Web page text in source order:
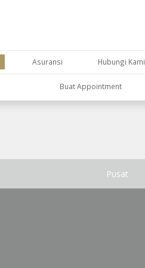
Asuransi Hubungi Kami
Buat Appointment
Pusat